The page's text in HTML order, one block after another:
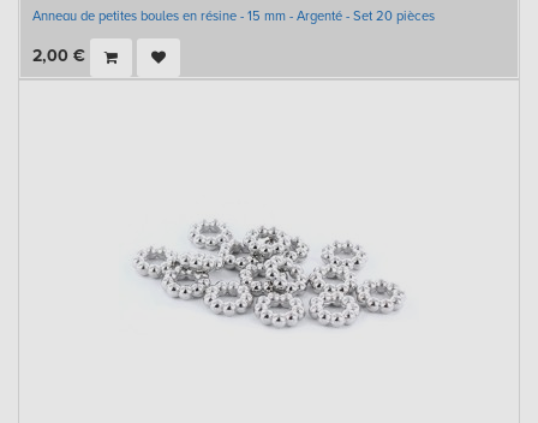
Anneau de petites boules en résine - 15 mm - Argenté - Set 20 pièces
2,00 €